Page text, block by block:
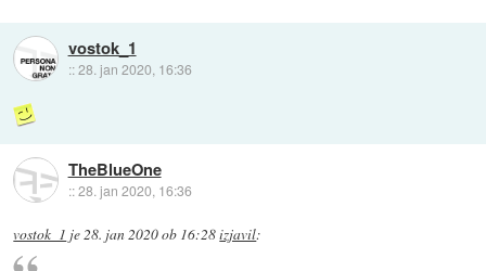
vostok_1
::28. jan 2020, 16:36
TheBlueOne
::28. jan 2020, 16:36
vostok_1 je 28. jan 2020 ob 16:28izjavil: